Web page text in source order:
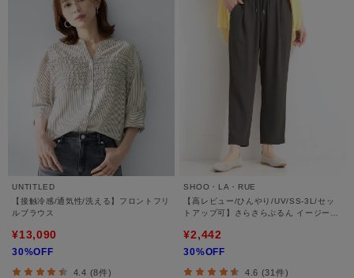
UNTITLED
【接触冷感/通気性/洗える】フロントフリ
ルブラウス
¥13,090
30%OFF
4.4 (8件)
SHOO・LA・RUE
【高レビュー/ひんやり/UV/SS-3L/セッ
トアップ可】さらさらぷるん イージーテ
¥2,442
30%OFF
4.6 (31件)